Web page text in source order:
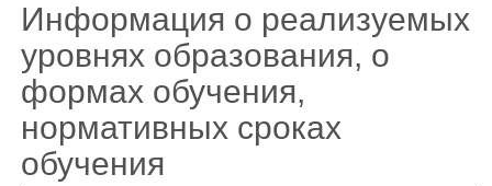
Информация о реализуемых
уровнях образования, о
формах обучения,
нормативных сроках
обучения